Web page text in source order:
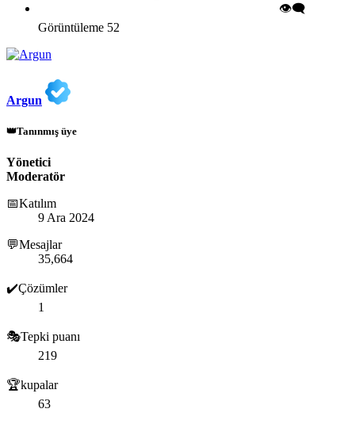
👁️‍🗨️
Görüntüleme 52
Argun
👑Tanınmış üye
Yönetici
Moderatör
📅Katılım
9 Ara 2024
💬Mesajlar
35,664
✔️Çözümler
1
🎭Tepki puanı
219
🏆kupalar
63